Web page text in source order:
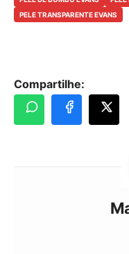
PELE TRANSPARENTE EVANS
Compartilhe: